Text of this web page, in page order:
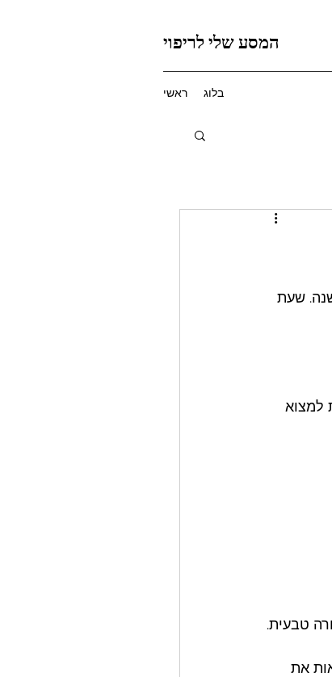
המסע שלי לריפוי
ראשי בלוג
שעת
למצוא
טבעית.
את